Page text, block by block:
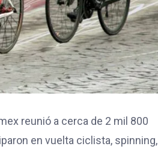
reunió a cerca de 2 mil 800
en vuelta ciclista, spinning,